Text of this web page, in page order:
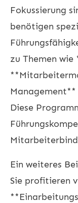
Fokussierung
benötigen
zu Themen
Management**
Diese
Ein weiteres
Sie profitieren